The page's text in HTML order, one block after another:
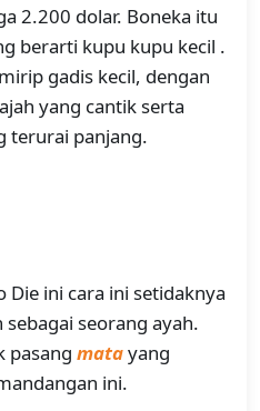
2.200 dolar. Boneka itu
berarti kupu kupu kecil .
gadis kecil, dengan
yang cantik serta
terurai panjang.
Die ini cara ini setidaknya
seorang ayah.
pasang matayang
ini.